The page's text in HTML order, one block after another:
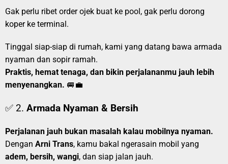
Gak perlu ribet order ojek buat ke pool, gak perlu dorong
koper ke terminal.
Tinggal siap-siap di rumah, kami yang datang bawa armada
nyaman dan sopir ramah.
Praktis, hemat tenaga, dan bikin perjalananmu jauh lebih
menyenangkan. 🚐💼
✅ 2. Armada Nyaman & Bersih
Perjalanan jauh bukan masalah kalau mobilnya nyaman.
Dengan Arni Trans, kamu bakal ngerasain mobil yang
adem, bersih, wangi, dan siap jalan jauh.